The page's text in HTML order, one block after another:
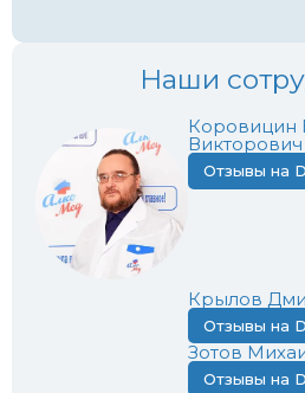
Наши
Коровицин
Викторович
Отзывы на
Крылов
Отзывы на
Зотов
Отзывы на